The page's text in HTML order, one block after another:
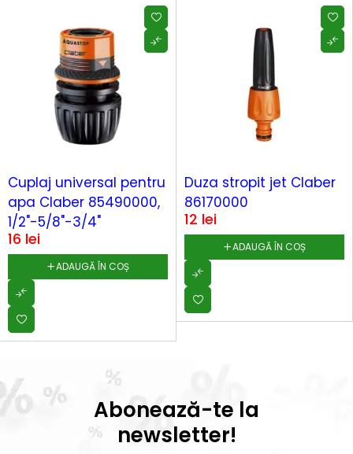
Cuplaj universal pentru
apa Claber 85490000,
1/2"-5/8"-3/4"
16 lei
ADAUGĂ ÎN COȘ
Duza stropit jet Claber
86170000
12 lei
ADAUGĂ ÎN COȘ
Abonează-te la
newsletter!